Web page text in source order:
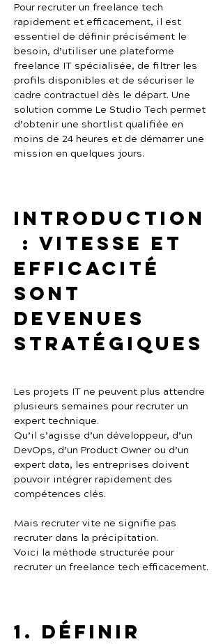
Pour recruter un freelance tech
rapidement et efficacement, il est
essentiel de définir précisément le
besoin, d’utiliser une plateforme
freelance IT spécialisée, de filtrer les
profils disponibles et de sécuriser le
cadre contractuel dès le départ. Une
solution comme Le Studio Tech permet
d’obtenir une shortlist qualifiée en
moins de 24 heures et de démarrer une
mission en quelques jours.
Introduction
: vitesse et
efficacité
sont
devenues
stratégiques
Les projets IT ne peuvent plus attendre
plusieurs semaines pour recruter un
expert technique.
Qu’il s’agisse d’un développeur, d’un
DevOps, d’un Product Owner ou d’un
expert data, les entreprises doivent
pouvoir intégrer rapidement des
compétences clés.
Mais recruter vite ne signifie pas
recruter dans la précipitation.
Voici la méthode structurée pour
recruter un freelance tech efficacement.
1. Définir